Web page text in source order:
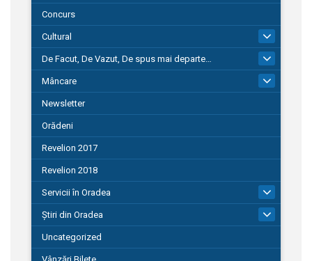
Concurs
Cultural
De Facut, De Vazut, De spus mai departe…
580
Mâncare
Newsletter
Orădeni
Revelion 2017
Revelion 2018
Servicii în Oradea
Știri din Oradea
Uncategorized